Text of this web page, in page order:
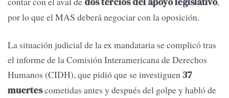
por lo que el MAS deberá negociar con la oposición.
La situación judicial de la ex mandataria se complicó tras
el informe de la Comisión Interamericana de Derechos
Humanos (CIDH), que pidió que se investiguen37
muertescometidas antes y después del golpe y habló de